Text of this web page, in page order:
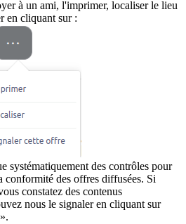
à un ami, l'imprimer, localiser le lieu
en cliquant sur :
systématiquement des contrôles pour
conformité des offres diffusées. Si
constatez des contenus
nous le signaler en cliquant sur